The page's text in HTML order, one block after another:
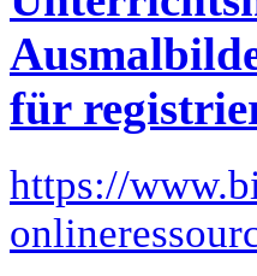
für
https://